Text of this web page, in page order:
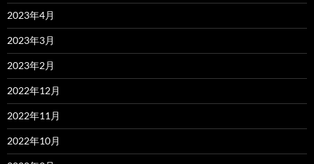
2023年4月
2023年3月
2023年2月
2022年12月
2022年11月
2022年10月